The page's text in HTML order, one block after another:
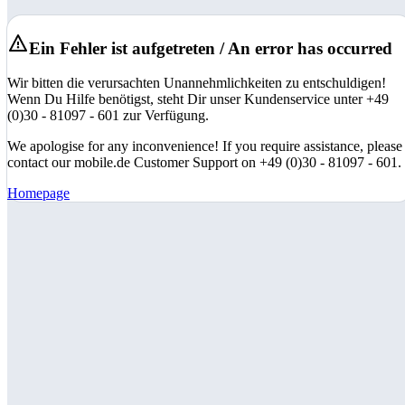
Ein Fehler ist aufgetreten / An error has occurred
Wir bitten die verursachten Unannehmlichkeiten zu entschuldigen!
Wenn Du Hilfe benötigst, steht Dir unser Kundenservice unter +49
(0)30 - 81097 - 601 zur Verfügung.
We apologise for any inconvenience! If you require assistance, please
contact our mobile.de Customer Support on +49 (0)30 - 81097 - 601.
Homepage